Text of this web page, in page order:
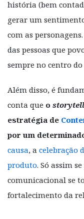
história (bem
gerar um
com as
das pessoas que
sempre no centro do
Além disso, é
conta que o
estratégia de
por um
causa, a celebração
produto. Só assim
comunicacional se
fortalecimento da